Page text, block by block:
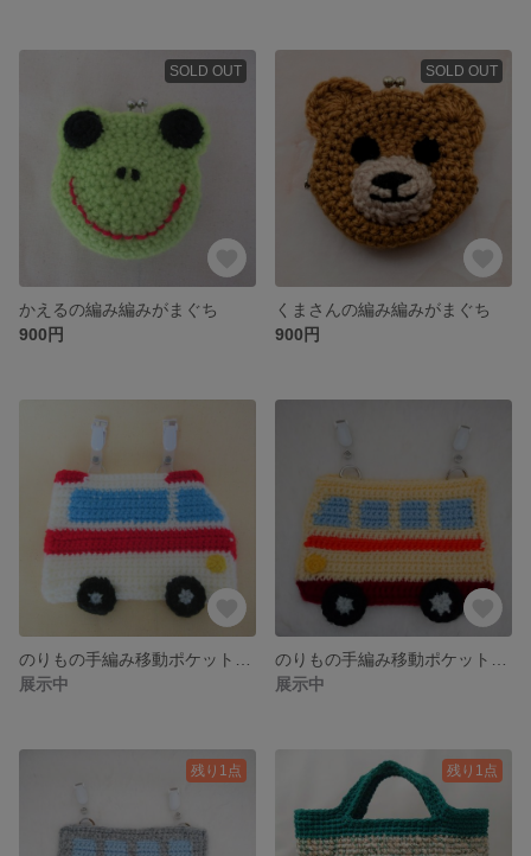
SOLD OUT
かえるの編み編みがまぐち
900円
SOLD OUT
くまさんの編み編みがまぐち
900円
展示中
展示中
残り1点 残り1点